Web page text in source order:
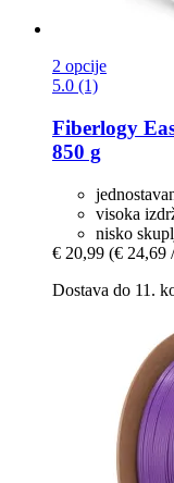
2 opcije
5.0 (1)
Fiberlogy
850 g
visoka
nisko
€ 20,99 (€ 24,69
Dostava do 11.